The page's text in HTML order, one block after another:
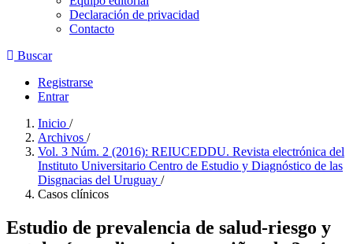
Declaración de privacidad
Contacto
Buscar
Registrarse
Entrar
Inicio /
Archivos /
Vol. 3 Núm. 2 (2016): REIUCEDDU. Revista electrónica del
Instituto Universitario Centro de Estudio y Diagnóstico de las
Disgnacias del Uruguay /
Casos clínicos
Estudio de prevalencia de salud-riesgo y